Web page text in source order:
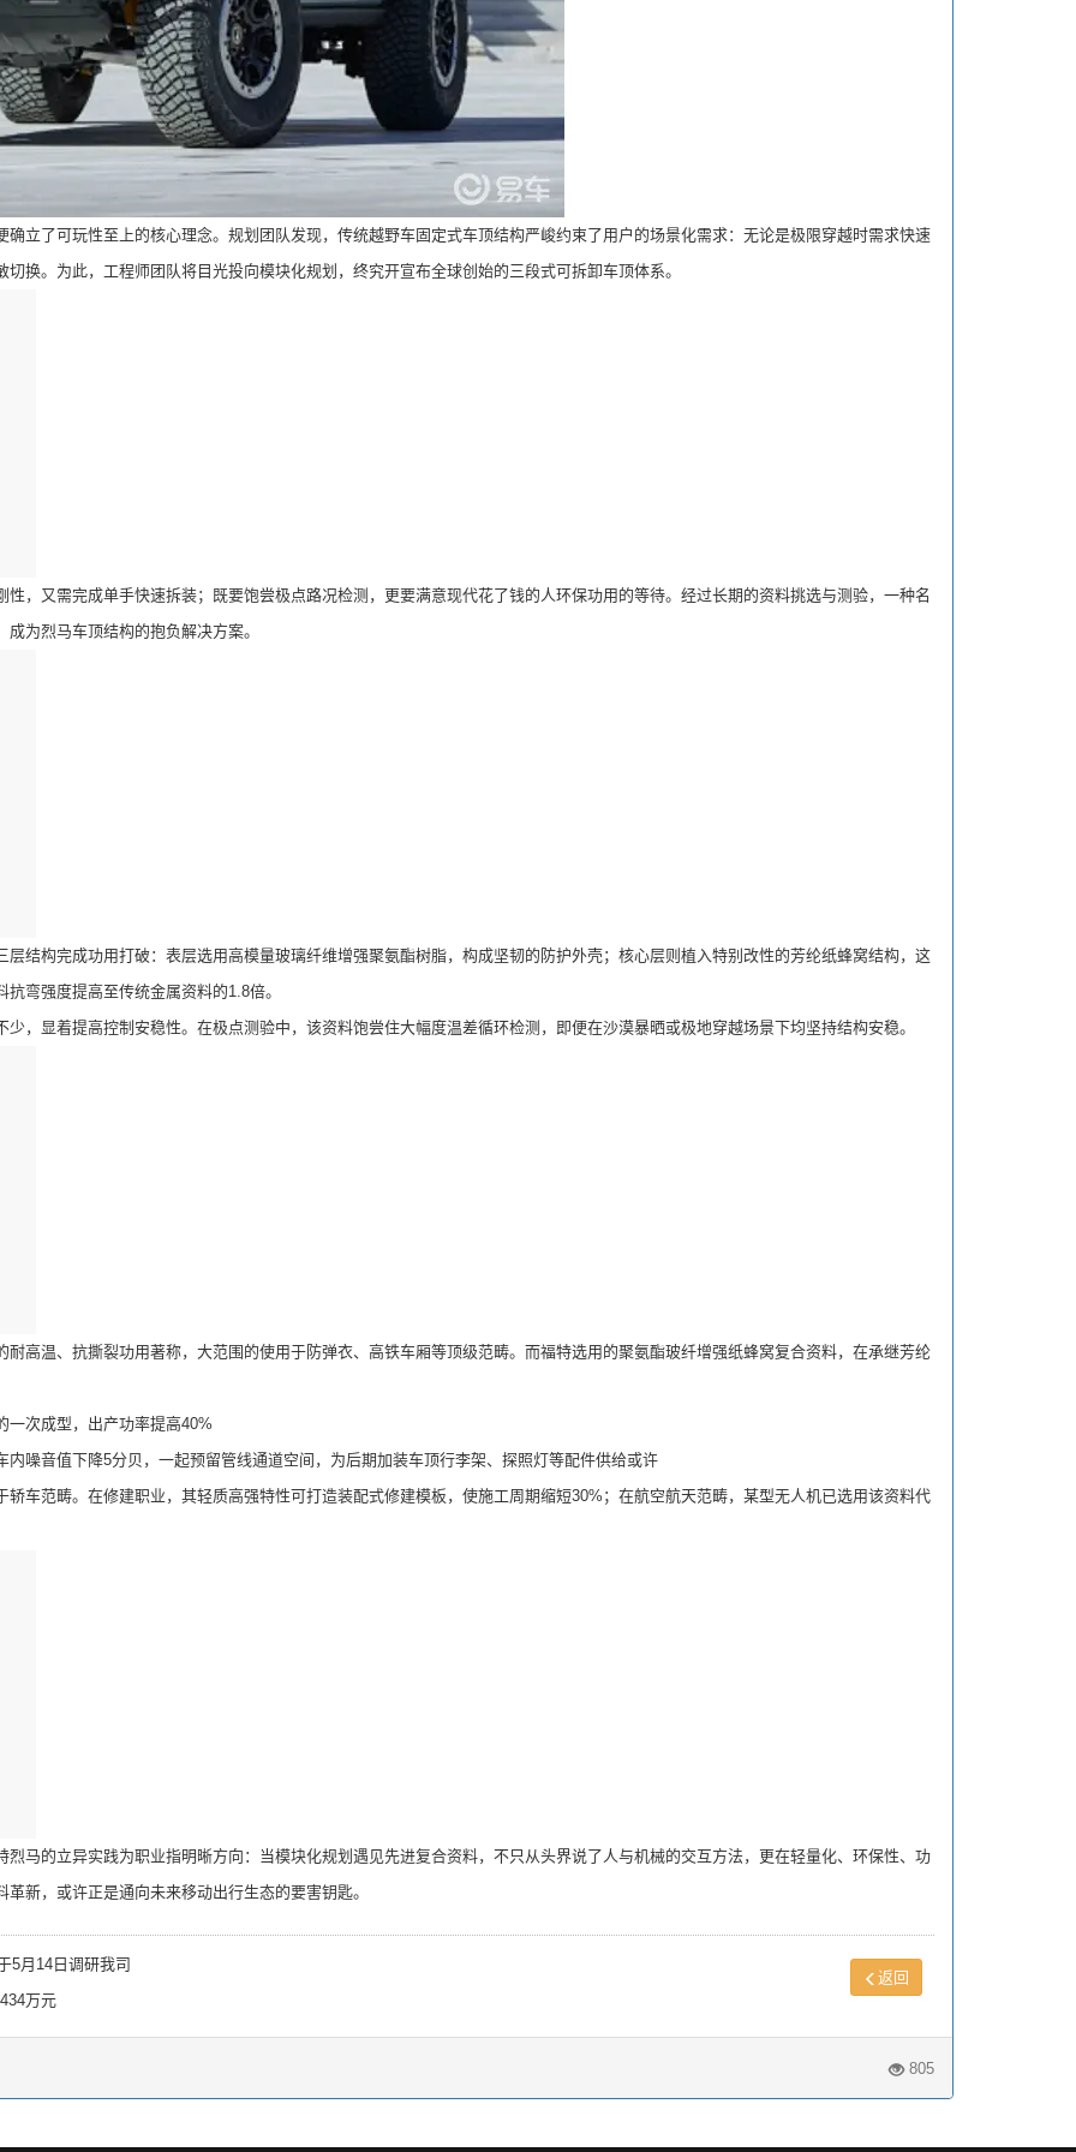
了可玩性至上的核心理念。规划团队发现，传统越野车固定式车顶结构严峻约束了用户的场景化需求：无论是极限穿越时需求快速
换。为此，工程师团队将目光投向模块化规划，终究开宣布全球创始的三段式可拆卸车顶体系。
又需完成单手快速拆装；既要饱尝极点路况检测，更要满意现代花了钱的人环保功用的等待。经过长期的资料挑选与测验，一种名
为烈马车顶结构的抱负解决方案。
构完成功用打破：表层选用高模量玻璃纤维增强聚氨酯树脂，构成坚韧的防护外壳；核心层则植入特别改性的芳纶纸蜂窝结构，这
弯强度提高至传统金属资料的1.8倍。
显着提高控制安稳性。在极点测验中，该资料饱尝住大幅度温差循环检测，即便在沙漠暴晒或极地穿越场景下均坚持结构安稳。
温、抗撕裂功用著称，大范围的使用于防弹衣、高铁车厢等顶级范畴。而福特选用的聚氨酯玻纤增强纸蜂窝复合资料，在承继芳纶
次成型，出产功率提高40%
音值下降5分贝，一起预留管线通道空间，为后期加装车顶行李架、探照灯等配件供给或许
范畴。在修建职业，其轻质高强特性可打造装配式修建模板，使施工周期缩短30%；在航空航天范畴，某型无人机已选用该资料代
的立异实践为职业指明晰方向：当模块化规划遇见先进复合资料，不只从头界说了人与机械的交互方法，更在轻量化、环保性、功
新，或许正是通向未来移动出行生态的要害钥匙。
5月14日调研我司
万元
返回
805